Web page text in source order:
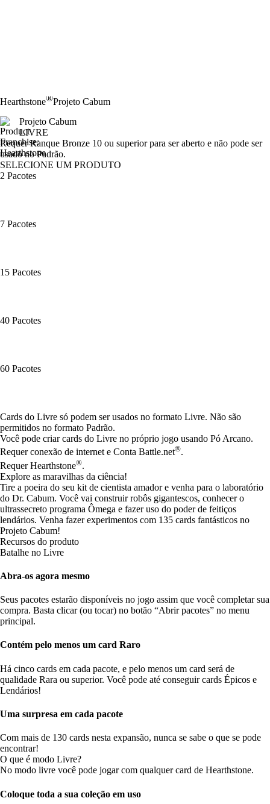
Hearthstone®Projeto Cabum
Projeto Cabum
LIVRE
Product Notification
Requer Ranque Bronze 10 ou superior para ser aberto e não pode ser
usado no Padrão.
SELECIONE UM PRODUTO
2 Pacotes
7 Pacotes
15 Pacotes
40 Pacotes
60 Pacotes
Available actions
Cards do Livre só podem ser usados no formato Livre. Não são
permitidos no formato Padrão.
Você pode criar cards do Livre no próprio jogo usando Pó Arcano.
Requer conexão de internet e Conta Battle.net®.
Requer Hearthstone®.
Explore as maravilhas da ciência!
Tire a poeira do seu kit de cientista amador e venha para o laboratório
do Dr. Cabum. Você vai construir robôs gigantescos, conhecer o
ultrassecreto programa Ômega e fazer uso do poder de feitiços
lendários. Venha fazer experimentos com 135 cards fantásticos no
Projeto Cabum!
Recursos do produto
Batalhe no Livre
Abra-os agora mesmo
Seus pacotes estarão disponíveis no jogo assim que você completar sua
compra. Basta clicar (ou tocar) no botão “Abrir pacotes” no menu
principal.
Contém pelo menos um card Raro
Há cinco cards em cada pacote, e pelo menos um card será de
qualidade Rara ou superior. Você pode até conseguir cards Épicos e
Lendários!
Uma surpresa em cada pacote
Com mais de 130 cards nesta expansão, nunca se sabe o que se pode
encontrar!
O que é modo Livre?
No modo livre você pode jogar com qualquer card de Hearthstone.
Coloque toda a sua coleção em uso